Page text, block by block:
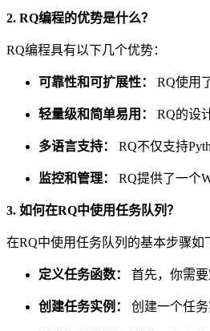
2. RQ编程的优势是什么？
RQ编程具有以下几个优势：
可靠性和可扩展性： RQ使用
轻量级和简单易用： RQ的设
多语言支持： RQ不仅支持
监控和管理： RQ提供了一个
3. 如何在RQ中使用任务队列？
在RQ中使用任务队列的基本步骤如
定义任务函数： 首先，你需
创建任务实例： 创建一个任